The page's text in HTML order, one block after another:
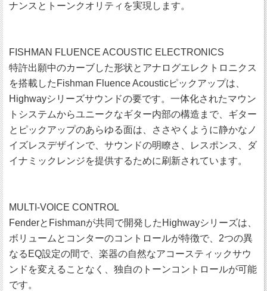
ナンスとトーンクオリティを実現します。
FISHMAN FLUENCE ACOUSTIC ELECTRONICS
特許出願中のカーブした形状とアナログエレクトロニクス
を搭載したFishman Fluence Acousticピックアップは、
Highwayシリーズサウンドの要です。一体化されたマウン
トシステムからユニークなギター内部の構造まで、ギター
とピックアップのあらゆる面は、ささやくように静かなノ
イズレスデザインで、サウンドの明瞭さ、レスポンス、ダ
イナミックレンジを提供するために刷新されています。
MULTI-VOICE CONTROL
FenderとFishmanが共同で開発したHighwayシリーズは、
ボリュームとコンターのコントロールが特徴で、2つの異
なるEQ設定の間で、楽器の自然なアコースティックサウ
ンドを変えることなく、独自のトーンコントロールが可能
です。